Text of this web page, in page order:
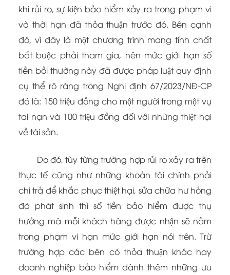
khi rủi ro, sự kiện bảo hiểm xảy ra trong phạm vi
và thời hạn đã thỏa thuận trước đó. Bên cạnh
đó, vì đây là một chương trình mang tính chất
bắt buộc phải tham gia, nên mức giới hạn số
tiền bồi thường này đã được pháp luật quy định
cụ thể rõ ràng trong Nghị định 67/2023/NĐ-CP
đó là: 150 triệu đồng cho một người trong một vụ
tai nạn và 100 triệu đồng đối với những thiệt hại
về tài sản.
Do đó, tùy từng trường hợp rủi ro xảy ra trên
thực tế cũng như những khoản tài chính phải
chi trả để khắc phục thiệt hại, sửa chữa hư hỏng
đã phát sinh thì số tiền bảo hiểm được thụ
hưởng mà mỗi khách hàng được nhận sẽ nằm
trong phạm vi hạn mức giới hạn nói trên. Trừ
trường hợp các bên có thỏa thuận khác hay
doanh nghiệp bảo hiểm dành thêm những ưu